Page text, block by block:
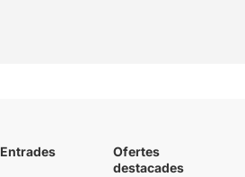
Entrades
Ofertes
destacades